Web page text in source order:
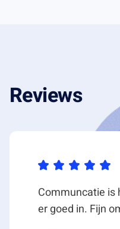
Reviews
Communcatie is
er goed in. Fijn